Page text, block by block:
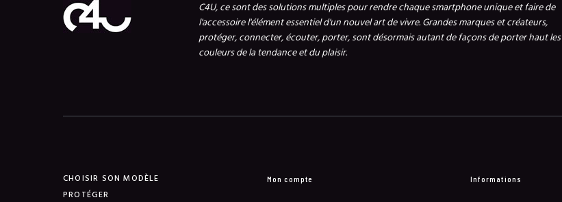
C4U, ce sont des solutions multiples pour rendre chaque smartphone unique et faire de
l'accessoire l'élément essentiel d'un nouvel art de vivre. Grandes marques et créateurs,
protéger, connecter, écouter, porter, sont désormais autant de façons de porter haut les
couleurs de la tendance et du plaisir.
CHOISIR SON MODÈLE
PROTÉGER
Mon compte Informations